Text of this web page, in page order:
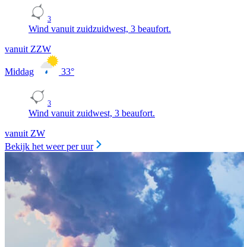
3
Wind vanuit zuidzuidwest, 3 beaufort.
vanuit ZZW
Middag 33°
3
Wind vanuit zuidwest, 3 beaufort.
vanuit ZW
Bekijk het weer per uur